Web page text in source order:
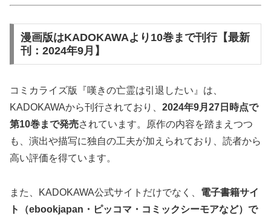
漫画版はKADOKAWAより10巻まで刊行【最新
刊：2024年9月】
コミカライズ版『嘆きの亡霊は引退したい』は、
KADOKAWAから刊行されており、 2024年9月27日時点で
第10巻まで発売されています。原作の内容を踏まえつつ
も、演出や描写に独自の工夫が加えられており、読者から
高い評価を得ています。
また、KADOKAWA公式サイトだけでなく、 電子書籍サイ
ト（ebookjapan・ピッコマ・コミックシーモアなど）で